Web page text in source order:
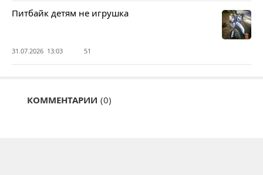
Питбайк детям не игрушка
31.07.2026 13:03 51
КОММЕНТАРИИ (0)